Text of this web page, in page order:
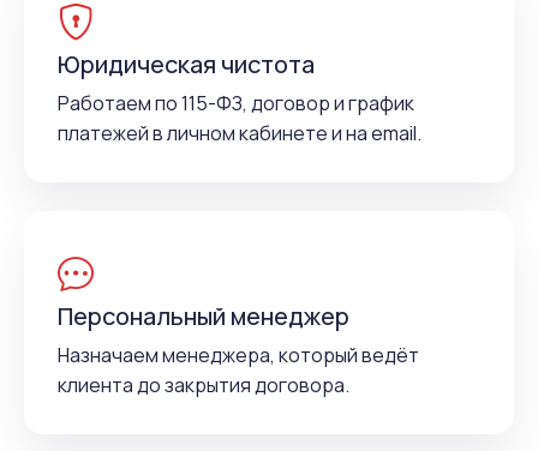
Юридическая чистота
Работаем по 115-ФЗ, договор и график
платежей в личном кабинете и на email.
Персональный менеджер
Назначаем менеджера, который ведёт
клиента до закрытия договора.